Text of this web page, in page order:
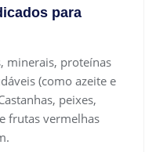
para
minerais, proteínas
(como azeite e
peixes,
frutas vermelhas